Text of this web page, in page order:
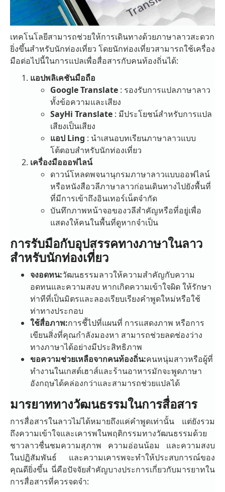
เทคโนโลยีสามารถช่วยให้การเดินทางด้วยภาษาลาวสะดวก
ยิ่งขึ้นสำหรับนักท่องเที่ยว โดยนักท่องเที่ยวสามารถใช้เครื่อง
มือต่อไปนี้ในการแปลเพื่อสื่อสารกับคนท้องถิ่นได้:
แอปพลิเคชันมือถือ
Google Translate : รองรับการแปลภาษาลาว
ทั้งข้อความและเสียง
SayHi Translate : มีประโยชน์สำหรับการแปล
เสียงเป็นเสียง
แอป Ling : นำเสนอบทเรียนภาษาลาวแบบ
โต้ตอบสำหรับนักท่องเที่ยว
เครื่องมือออฟไลน์
ดาวน์โหลดพจนานุกรมภาษาลาวแบบออฟไลน์
หรือหนังสือวลีภาษาลาวก่อนเดินทางไปยังพื้นที่
ที่มีการเข้าถึงอินเทอร์เน็ตจำกัด
บันทึกภาพหน้าจอของวลีสำคัญหรือที่อยู่เพื่อ
แสดงให้คนในพื้นที่ดูหากจำเป็น
การรับมือกับอุปสรรคทางภาษาในลาว
สำหรับนักท่องเที่ยว
จงอดทน:วัฒนธรรมลาวให้ความสำคัญกับความ
อดทนและความสงบ หากเกิดความเข้าใจผิด ให้รักษา
ท่าทีที่เป็นมิตรและลองเรียบเรียงคำพูดใหม่หรือใช้
ท่าทางประกอบ
ใช้สื่อภาพ:การชี้ไปที่แผนที่ การแสดงภาพ หรือการ
เขียนสิ่งที่คุณกำลังมองหา สามารถช่วยลดช่องว่าง
ทางภาษาได้อย่างมีประสิทธิภาพ
ขอความช่วยเหลือจากคนท้องถิ่น:คนหนุ่มสาวหรือผู้ที่
ทำงานในเกสต์เฮาส์และร้านอาหารมักจะพูดภาษา
อังกฤษได้คล่องกว่าและสามารถช่วยแปลได้
มารยาททางวัฒนธรรมในการสื่อสาร
การสื่อสารในลาวไม่ได้หมายถึงแค่คำพูดเท่านั้น แต่ยังรวม
ถึงความเข้าใจและเคารพในพฤติกรรมทางวัฒนธรรมด้วย
ชาวลาวชื่นชมความสุภาพ ความอ่อนน้อม และความสงบ
ในปฏิสัมพันธ์ และความเคารพจะทำให้ประสบการณ์ของ
คุณดียิ่งขึ้น นี่คือปัจจัยสำคัญบางประการเกี่ยวกับมารยาทใน
การสื่อสารที่ควรจดจำ: